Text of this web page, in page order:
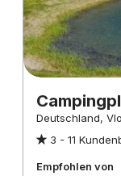
Deutschland,
3 - 11
Empfohlen von